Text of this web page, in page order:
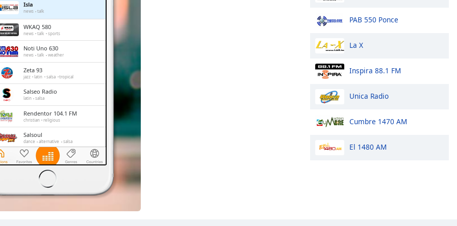
Isla
news talk
WKAQ 580
news talk sports
Noti Uno 630
news talk weather
Zeta 93
jazz latin salsa tropical
Salseo Radio
latin salsa
Rendentor 104.1 FM
christian religious
Salsoul
dance alternative salsa
La Mega
pop top40
Radio Paraíso
children
PAB 550 Ponce
La X
Inspira 88.1 FM
Unica Radio
Cumbre 1470 AM
El 1480 AM